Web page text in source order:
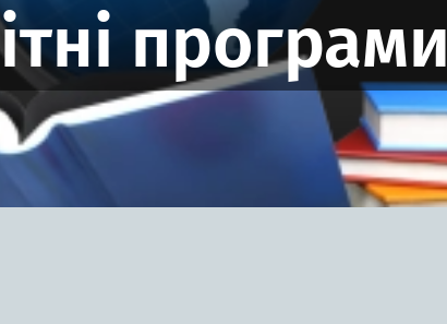
програми